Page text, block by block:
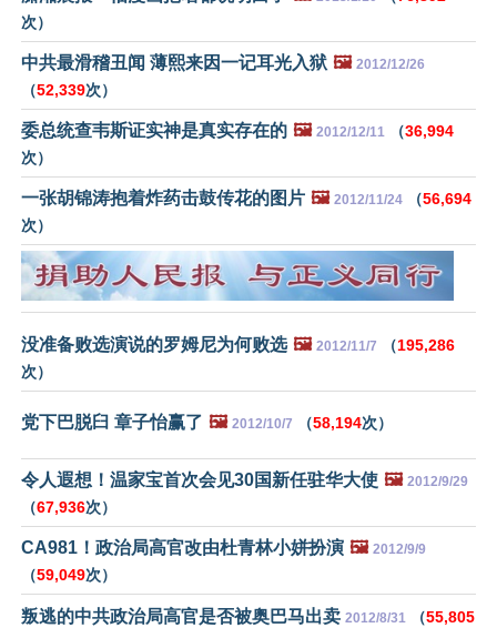
次）
中共最滑稽丑闻 薄熙来因一记耳光入狱 🖼️ 2012/12/26
（52,339次）
委总统查韦斯证实神是真实存在的 🖼️ 2012/12/11 （36,994
次）
一张胡锦涛抱着炸药击鼓传花的图片 🖼️ 2012/11/24 （56,694
次）
没准备败选演说的罗姆尼为何败选 🖼️ 2012/11/7 （195,286
次）
党下巴脱臼 章子怡赢了 🖼️ 2012/10/7 （58,194次）
令人遐想！温家宝首次会见30国新任驻华大使 🖼️ 2012/9/29
（67,936次）
CA981！政治局高官改由杜青林小姘扮演 🖼️ 2012/9/9
（59,049次）
叛逃的中共政治局高官是否被奥巴马出卖 2012/8/31 （55,805